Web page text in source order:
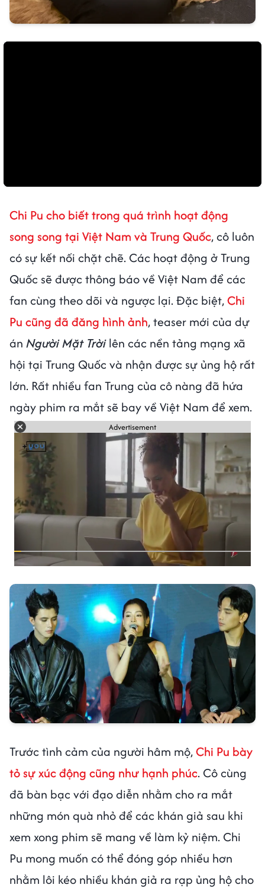
Chi Pu cho biết trong quá trình hoạt động
song song tại Việt Nam và Trung Quốc, cô luôn
có sự kết nối chặt chẽ. Các hoạt động ở Trung
Quốc sẽ được thông báo về Việt Nam để các
fan cùng theo dõi và ngược lại. Đặc biệt,Chi
Pu cũng đã đăng hình ảnh, teaser mới của dự
án Người Mặt Trờilên các nền tảng mạng xã
hội tại Trung Quốc và nhận được sự ủng hộ rất
lớn. Rất nhiều fan Trung của cô nàng đã hứa
ngày phim ra mắt sẽ bay về Việt Nam để xem.
Advertisement
Trước tình cảm của người hâm mộ,Chi Pu bày
tỏ sự xúc động cũng như hạnh phúc. Cô cùng
đã bàn bạc với đạo diễn nhằm cho ra mắt
những món quà nhỏ để các khán giả sau khi
xem xong phim sẽ mang về làm kỷ niệm. Chi
Pu mong muốn có thể đóng góp nhiều hơn
nhằm lôi kéo nhiều khán giả ra rạp ủng hộ cho